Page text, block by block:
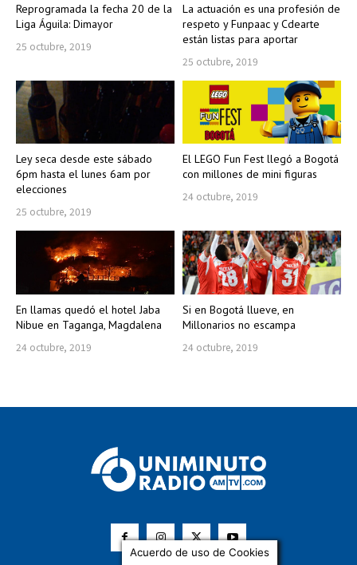
Reprogramada la fecha 20 de la
Liga Águila: Dimayor
25 octubre, 2019
La actuación es una profesión de
respeto y Funpaac y Cdearte
están listas para aportar
25 octubre, 2019
Ley seca desde este sábado
6pm hasta el lunes 6am por
elecciones
25 octubre, 2019
El LEGO Fun Fest llegó a Bogotá
con millones de mini figuras
24 octubre, 2019
En llamas quedó el hotel Jaba
Nibue en Taganga, Magdalena
24 octubre, 2019
Si en Bogotá llueve, en
Millonarios no escampa
24 octubre, 2019
Acuerdo de uso de Cookies